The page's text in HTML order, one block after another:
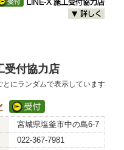
付協力店
にランダムで表示しています
宮城県塩釜市中の島6-7
022-367-7981